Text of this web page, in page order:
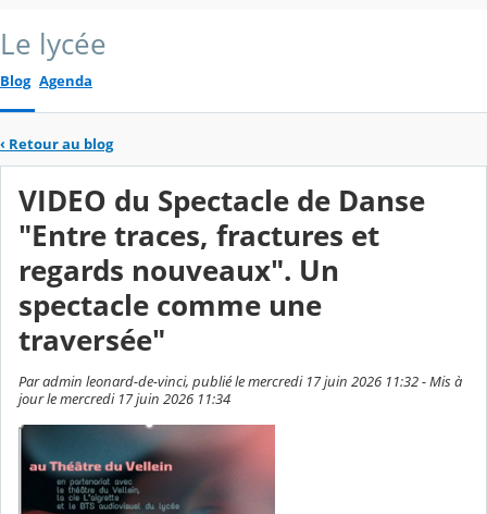
Le lycée
Blog Agenda
‹ Retour au blog
VIDEO du Spectacle de Danse
"Entre traces, fractures et
regards nouveaux". Un
spectacle comme une
traversée"
Par admin leonard-de-vinci, publié le mercredi 17 juin 2026 11:32 - Mis à
jour le mercredi 17 juin 2026 11:34